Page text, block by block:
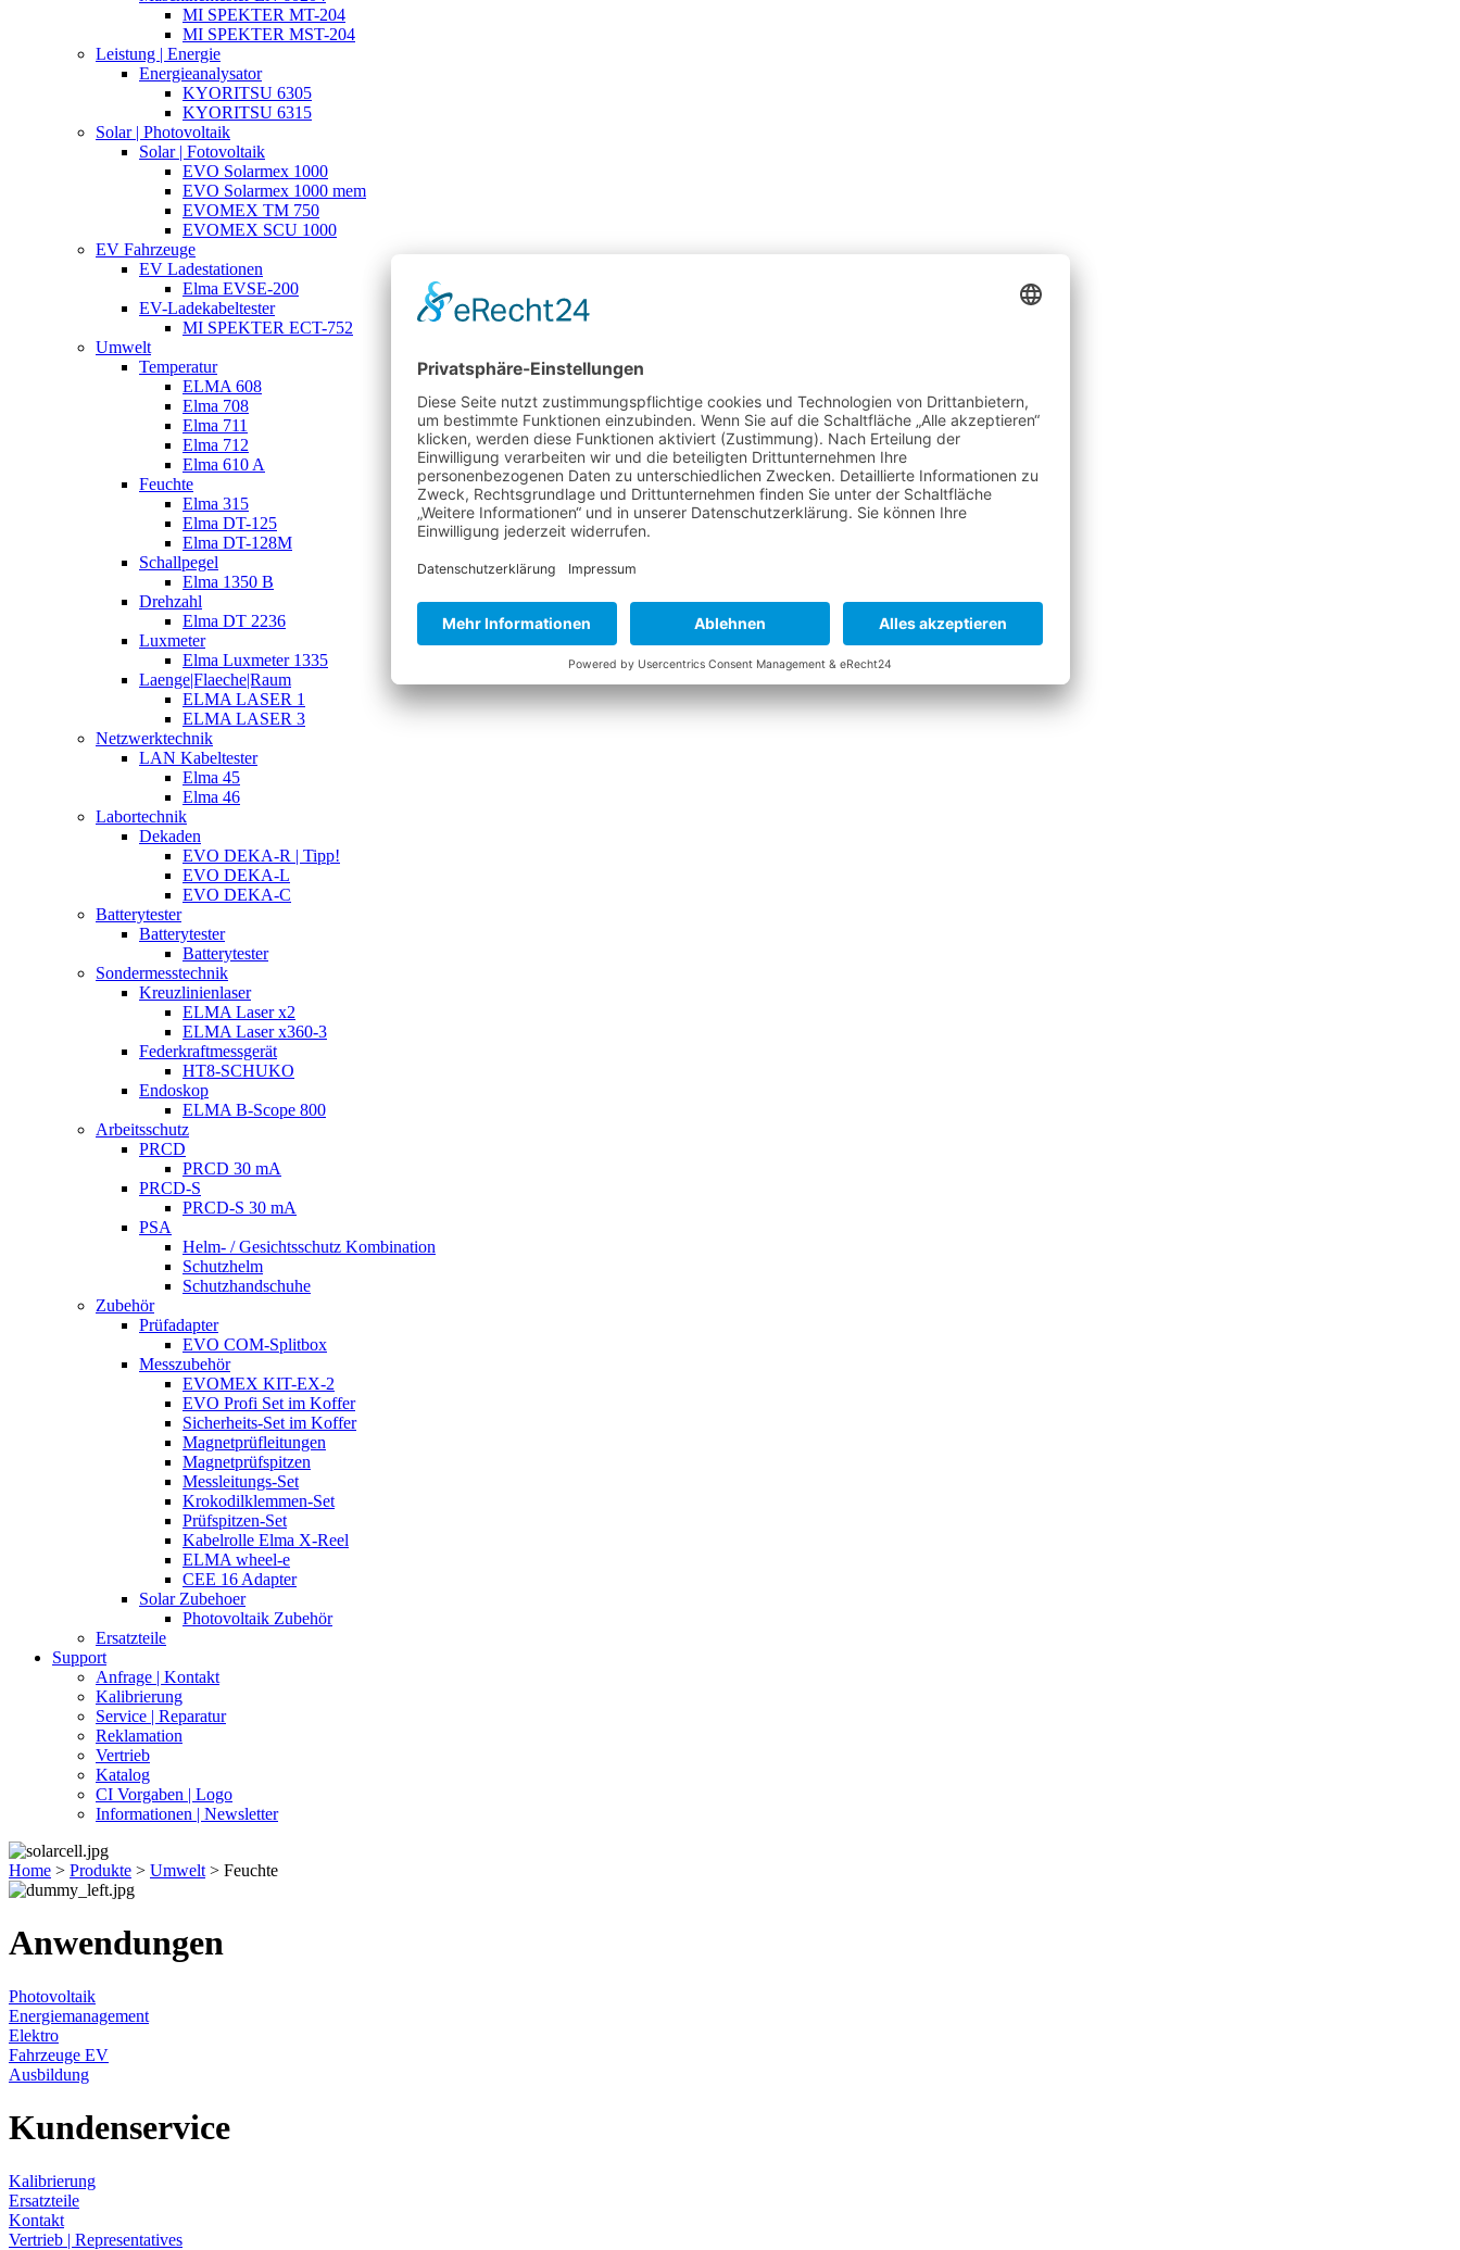
MI SPEKTER MT-204
MI SPEKTER MST-204
Leistung | Energie
Energieanalysator
KYORITSU 6305
KYORITSU 6315
Solar | Photovoltaik
Solar | Fotovoltaik
EVO Solarmex 1000
EVO Solarmex 1000 mem
EVOMEX TM 750
EVOMEX SCU 1000
EV Fahrzeuge
EV Ladestationen
Elma EVSE-200
EV-Ladekabeltester
MI SPEKTER ECT-752
Umwelt
Temperatur
ELMA 608
Elma 708
Elma 711
Elma 712
Elma 610 A
Feuchte
Elma 315
Elma DT-125
Elma DT-128M
Schallpegel
Elma 1350 B
Drehzahl
Elma DT 2236
Luxmeter
Elma Luxmeter 1335
Laenge|Flaeche|Raum
ELMA LASER 1
ELMA LASER 3
Netzwerktechnik
LAN Kabeltester
Elma 45
Elma 46
Labortechnik
Dekaden
EVO DEKA-R | Tipp!
EVO DEKA-L
EVO DEKA-C
Batterytester
Batterytester
Batterytester
Sondermesstechnik
Kreuzlinienlaser
ELMA Laser x2
ELMA Laser x360-3
Federkraftmessgerät
HT8-SCHUKO
Endoskop
ELMA B-Scope 800
Arbeitsschutz
PRCD
PRCD 30 mA
PRCD-S
PRCD-S 30 mA
PSA
Helm- / Gesichtsschutz Kombination
Schutzhelm
Schutzhandschuhe
Zubehör
Prüfadapter
EVO COM-Splitbox
Messzubehör
EVOMEX KIT-EX-2
EVO Profi Set im Koffer
Sicherheits-Set im Koffer
Magnetprüfleitungen
Magnetprüfspitzen
Messleitungs-Set
Krokodilklemmen-Set
Prüfspitzen-Set
Kabelrolle Elma X-Reel
ELMA wheel-e
CEE 16 Adapter
Solar Zubehoer
Photovoltaik Zubehör
Ersatzteile
Support
Anfrage | Kontakt
Kalibrierung
Service | Reparatur
Reklamation
Vertrieb
Katalog
CI Vorgaben | Logo
Informationen | Newsletter
Home > Produkte > Umwelt > Feuchte
Anwendungen
Photovoltaik
Energiemanagement
Elektro
Fahrzeuge EV
Ausbildung
Kundenservice
Kalibrierung
Ersatzteile
Kontakt
Vertrieb | Representatives